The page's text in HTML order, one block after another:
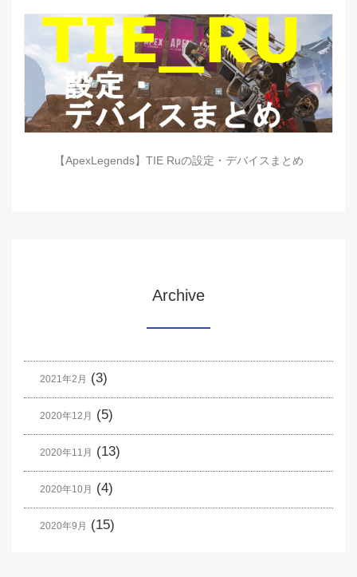
【ApexLegends】TIE Ruの設定・デバイスまとめ
Archive
2021年2月 (3)
2020年12月 (5)
2020年11月 (13)
2020年10月 (4)
2020年9月 (15)